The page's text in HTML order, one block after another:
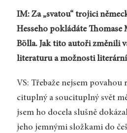
IM: Za „svatou“ trojici
Hesseho pokládáte Thomase
Bölla. Jak tito autoři změnili
literaturu a možnosti
VS: Třebaže nejsem povahou
cituplný a soucituplný svět
jsem ho docela slušně
jeho jemnými složkami do